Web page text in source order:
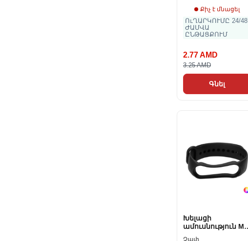
Քիչ է մնացել
ՈւՂԱՐԿՈՒՄԸ 24/48
ԺԱՄՎԱ
ԸՆԹԱՑՔՈՒՄ
2.77 AMD
3.25 AMD
Գնել
Խելացի
ամուսնություն Mi
Չափ